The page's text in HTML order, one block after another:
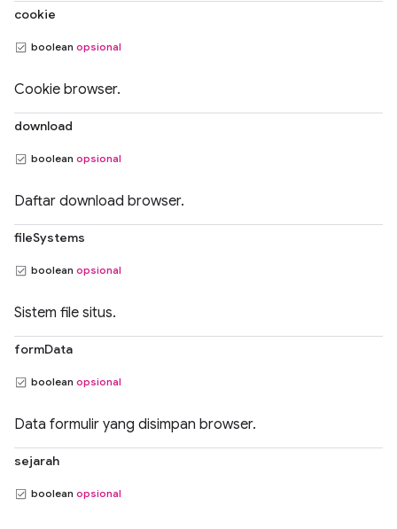
cookie
boolean opsional
Cookie browser.
download
boolean opsional
Daftar download browser.
fileSystems
boolean opsional
Sistem file situs.
formData
boolean opsional
Data formulir yang disimpan browser.
sejarah
boolean opsional